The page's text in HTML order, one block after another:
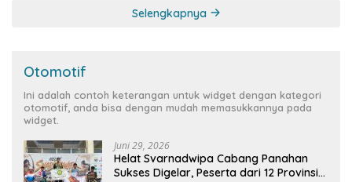
Selengkapnya
Otomotif
Ini adalah contoh keterangan untuk widget dengan kategori
otomotif, anda bisa dengan mudah memasukkannya pada
widget.
Juni 29, 2026
Helat Svarnadwipa Cabang Panahan
Sukses Digelar, Peserta dari 12 Provinsi